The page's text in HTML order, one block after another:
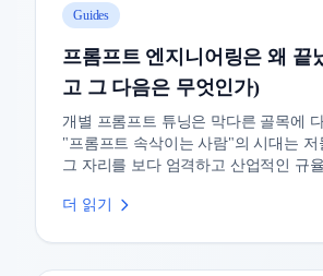
Guides
프롬프트 엔지니어링은 왜 끝
고 그 다음은 무엇인가)
개별 프롬프트 튜닝은 막다른 골목에
"프롬프트 속삭이는 사람"의 시대는 저
그 자리를 보다 엄격하고 산업적인 규
더 읽기